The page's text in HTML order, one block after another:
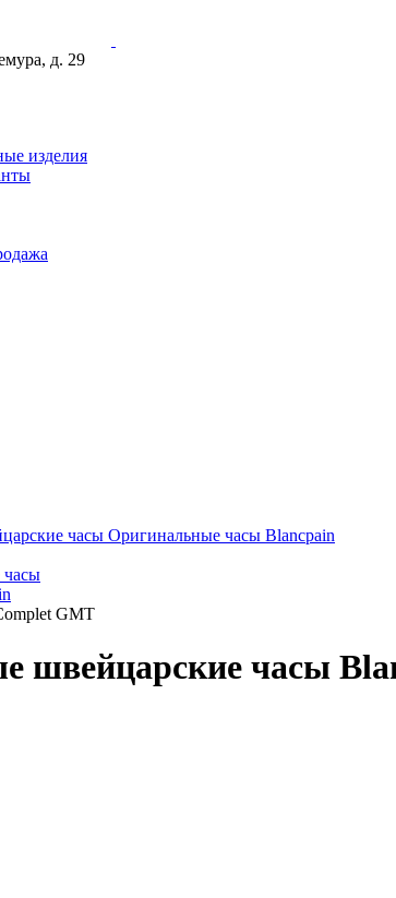
д. 29
изделия
часы Оригинальные часы Blancpain
часы
GMT
швейцарские часы